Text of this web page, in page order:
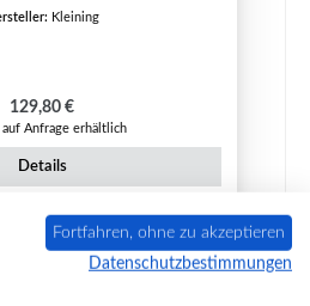
Kleining
Regulärer Preis:
129,80 €
auf Anfrage erhältlich
Details
Fortfahren, ohne zu akzeptieren
Datenschutzbestimmungen